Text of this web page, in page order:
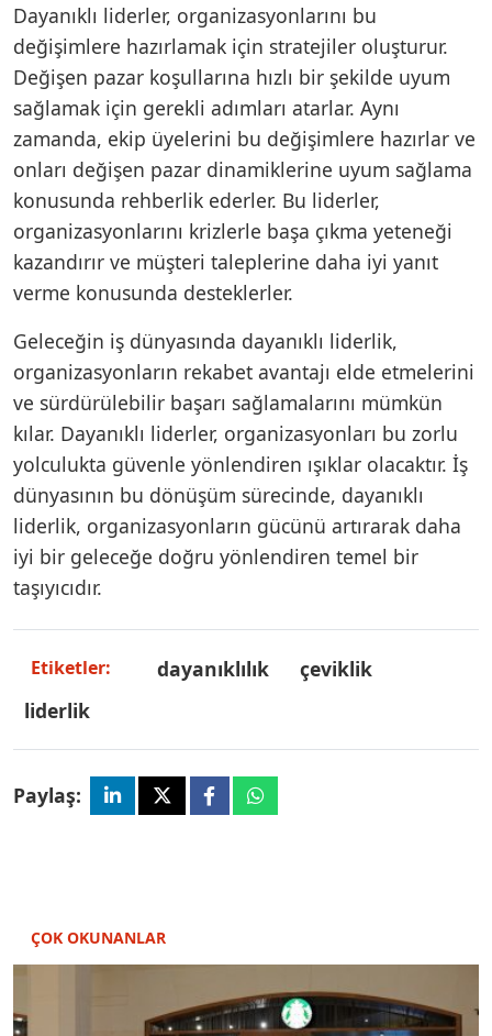
Dayanıklı liderler, organizasyonlarını bu
değişimlere hazırlamak için stratejiler oluşturur.
Değişen pazar koşullarına hızlı bir şekilde uyum
sağlamak için gerekli adımları atarlar. Aynı
zamanda, ekip üyelerini bu değişimlere hazırlar ve
onları değişen pazar dinamiklerine uyum sağlama
konusunda rehberlik ederler. Bu liderler,
organizasyonlarını krizlerle başa çıkma yeteneği
kazandırır ve müşteri taleplerine daha iyi yanıt
verme konusunda desteklerler.
Geleceğin iş dünyasında dayanıklı liderlik,
organizasyonların rekabet avantajı elde etmelerini
ve sürdürülebilir başarı sağlamalarını mümkün
kılar. Dayanıklı liderler, organizasyonları bu zorlu
yolculukta güvenle yönlendiren ışıklar olacaktır. İş
dünyasının bu dönüşüm sürecinde, dayanıklı
liderlik, organizasyonların gücünü artırarak daha
iyi bir geleceğe doğru yönlendiren temel bir
taşıyıcıdır.
Etiketler: dayanıklılık
çeviklik
liderlik
Paylaş:
ÇOK OKUNANLAR